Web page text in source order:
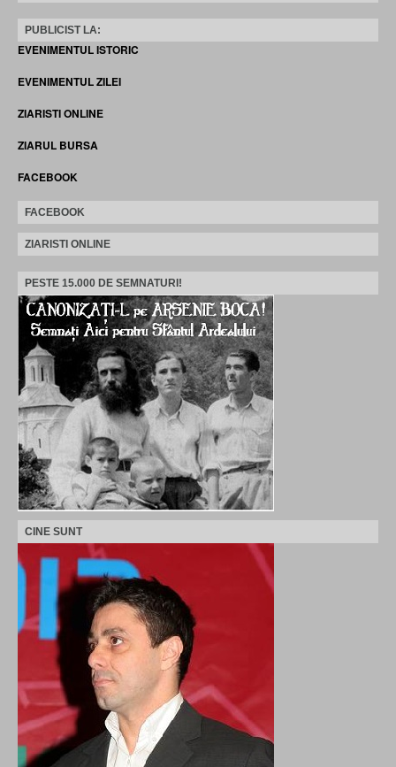
PUBLICIST LA:
EVENIMENTUL ISTORIC
EVENIMENTUL ZILEI
ZIARISTI ONLINE
ZIARUL BURSA
FACEBOOK
FACEBOOK
ZIARISTI ONLINE
PESTE 15.000 DE SEMNATURI!
CINE SUNT